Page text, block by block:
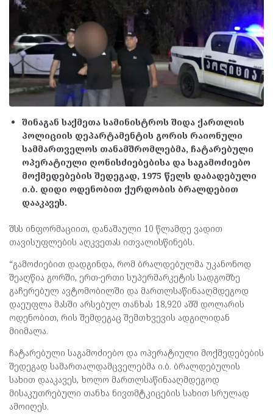
შინაგან საქმეთა სამინისტროს შიდა ქართლის
პოლიციის დეპარტამენტის გორის რაიონული
სამმართველოს თანამშრომლებმა, ჩატარებული
ოპერატიული ღონისძიებებისა და საგამოძიებო
მოქმედებების შედეგად, 1975 წელს დაბადებული
ი.ბ. დიდი ოდენობით ქურდობის ბრალდებით
დააკავეს.
შსს ინფორმაციით, დანაშაული 10 წლამდე ვადით
თავისუფლების აღკვეთას ითვალისწინებს.
“გამოძიებით დადგინდა, რომ ბრალდებულმა უკანონოდ
შეაღწია გორში, ერთ-ერთი სუპერმარკეტის სადგომზე
გაჩერებულ ავტომობილში და მართლსაწინააღმდეგოდ
დაეუფლა მასში არსებულ თანხას 18,920 აშშ დოლარის
ოდენობით, რის შემდეგაც შემთხვევის ადგილიდან
მიიმალა.
ჩატარებული საგამოძიებო და ოპერატიული მოქმედებების
შედეგად სამართალდამცველებმა ი.ბ. ბრალდებულის
სახით დააკავეს, ხოლო მართლსაწინააღმდეგოდ
მისაკუთრებული თანხა ნივთმტკიცების სახით სრულად
ამოიღეს.